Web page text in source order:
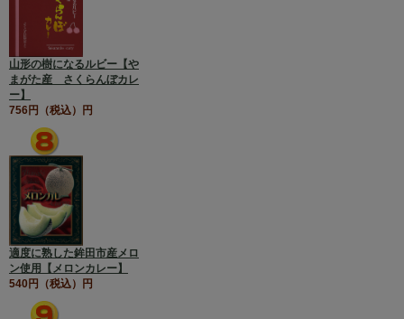
山形の樹になるルビー【や
まがた産 さくらんぼカレ
ー】
756円（税込）円
適度に熟した鉾田市産メロ
ン使用【メロンカレー】
540円（税込）円